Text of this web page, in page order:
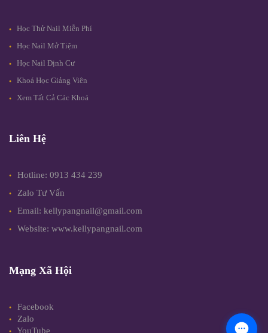
Học Thử Nail Miễn Phí
Học Nail Mở Tiệm
Học Nail Định Cư
Khoá Học Giảng Viên
Xem Tất Cả Các Khoá
Liên Hệ
Hotline: 0913 434 239
Zalo Tư Vấn
Email: kellypangnail@gmail.com
Website: www.kellypangnail.com
Mạng Xã Hội
Facebook
Zalo
YouTube